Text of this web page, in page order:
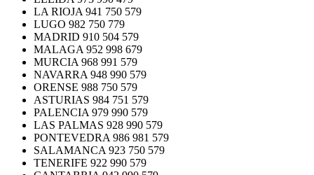
LA RIOJA 941 750 579
LUGO 982 750 779
MADRID 910 504 579
MALAGA 952 998 679
MURCIA 968 991 579
NAVARRA 948 990 579
ORENSE 988 750 579
ASTURIAS 984 751 579
PALENCIA 979 990 579
LAS PALMAS 928 990 579
PONTEVEDRA 986 981 579
SALAMANCA 923 750 579
TENERIFE 922 990 579